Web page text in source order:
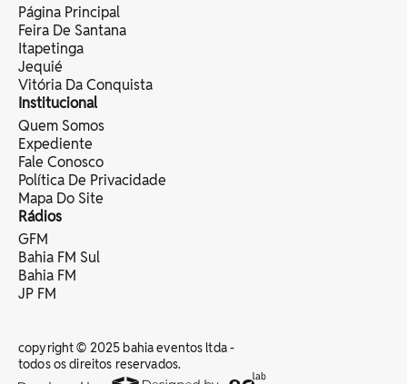
Página Principal
Feira De Santana
Itapetinga
Jequié
Vitória Da Conquista
Institucional
Quem Somos
Expediente
Fale Conosco
Política De Privacidade
Mapa Do Site
Rádios
GFM
Bahia FM Sul
Bahia FM
JP FM
copyright © 2025 bahia eventos ltda -
todos os direitos reservados.